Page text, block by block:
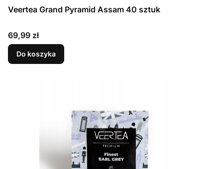
Veertea Grand Pyramid Assam 40 sztuk
Cena
69,99 zł
Do koszyka